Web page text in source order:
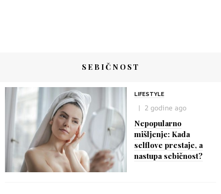
SEBIČNOST
LIFESTYLE
2 godine ago
Nepopularno
mišljenje: Kada
selflove prestaje, a
nastupa sebičnost?